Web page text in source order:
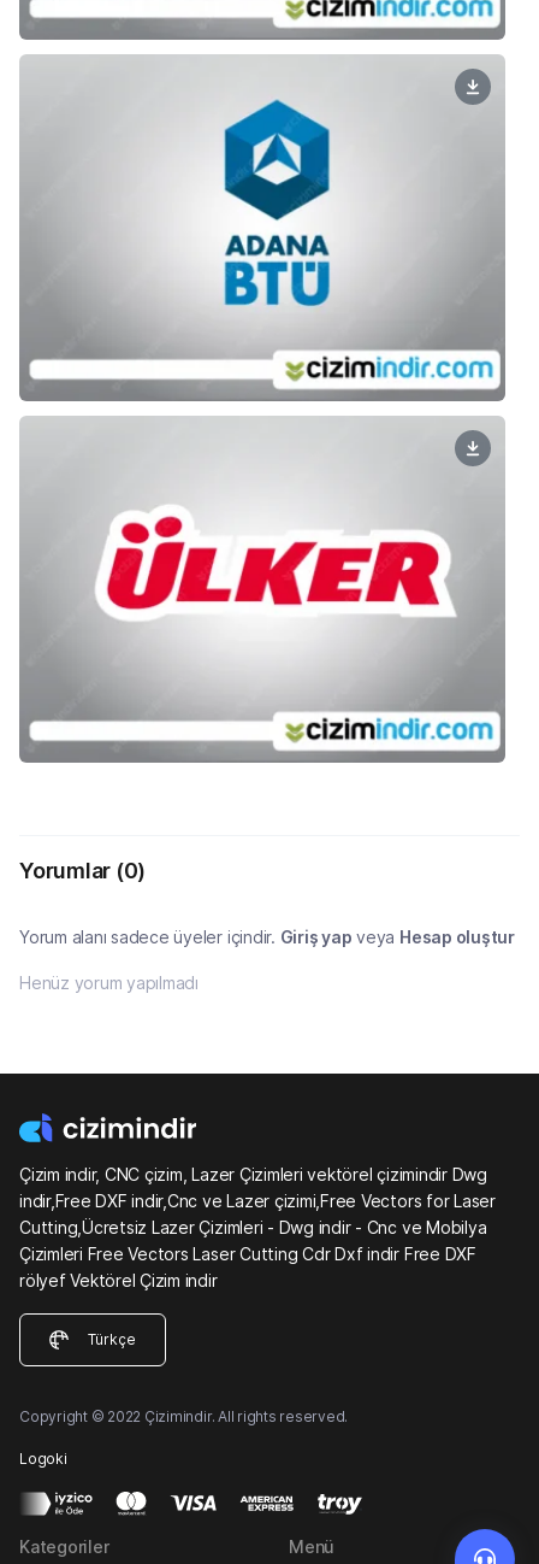
Yorumlar (0)
Yorum alanı sadece üyeler içindir. Giriş yap veya Hesap oluştur
Henüz yorum yapılmadı
Çizim indir, CNC çizim, Lazer Çizimleri vektörel çizimindir Dwg
indir,Free DXF indir,Cnc ve Lazer çizimi,Free Vectors for Laser
Cutting,Ücretsiz Lazer Çizimleri - Dwg indir - Cnc ve Mobilya
Çizimleri Free Vectors Laser Cutting Cdr Dxf indir Free DXF
rölyef Vektörel Çizim indir
Türkçe
Copyright © 2022 Çizimindir. All rights reserved.
Logoki
Kategoriler Menü